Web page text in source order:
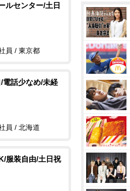
ルセンター/土日
員 / 東京都
電話少なめ/未経
員 / 北海道
服装自由/土日祝